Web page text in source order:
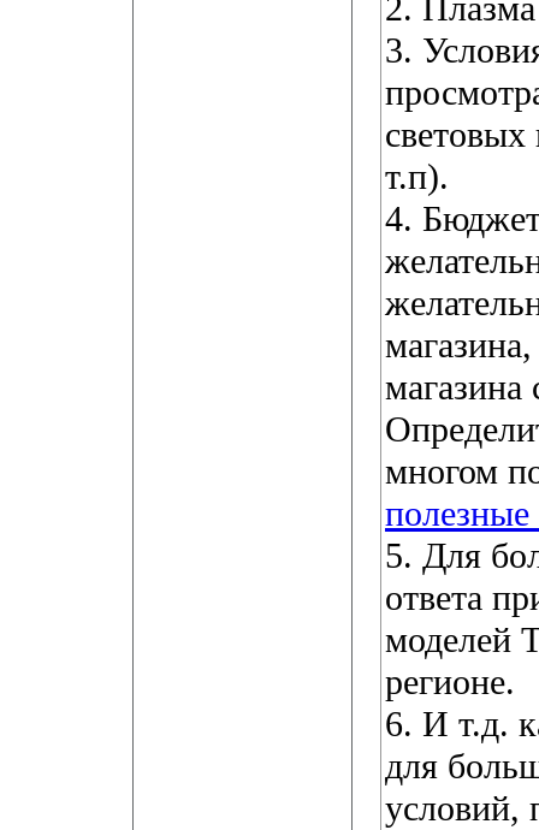
2.
3.
т.п).
4.
многом
5. Для
ответа
моделей
регионе.
6. И т.д.
для
условий,